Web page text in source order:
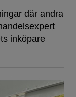
där andra
inköpare